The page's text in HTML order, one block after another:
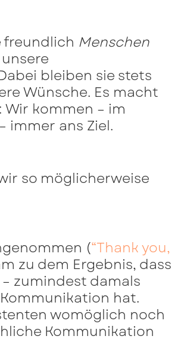
freundlich Menschen
bleiben sie stets
Wünsche. Es macht
kommen – im
immer ans Ziel.
so möglicherweise
(“Thank you,
zu dem Ergebnis, dass
zumindest damals
hat.
womöglich noch
Kommunikation